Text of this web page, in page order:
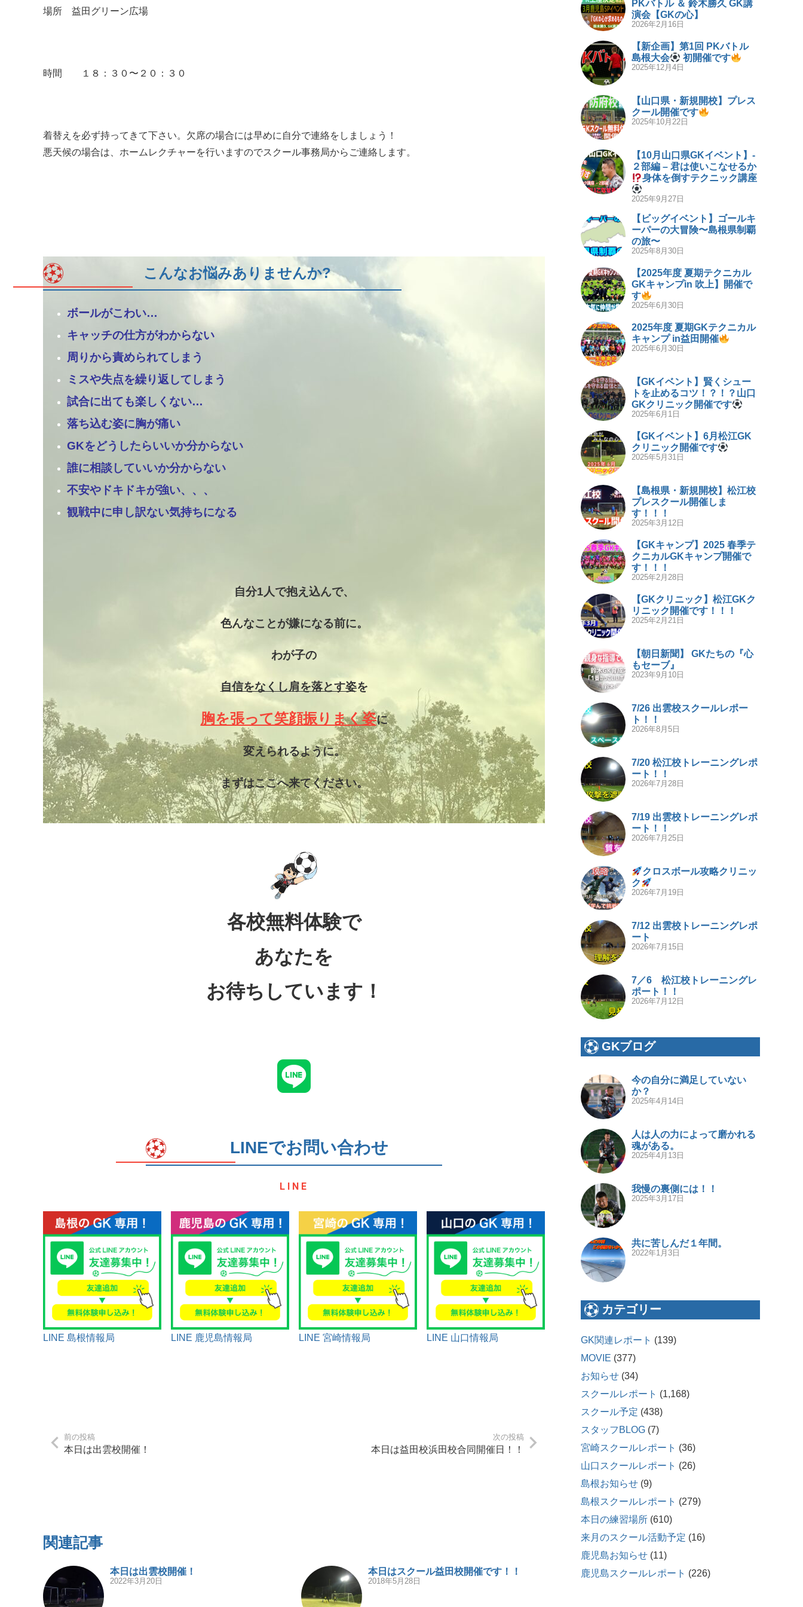
場所 益田グリーン広場
時間 １８：３０〜２０：３０
着替えを必ず持ってきて下さい。欠席の場合には早めに自分で連絡をしましょう！
悪天候の場合は、ホームレクチャーを行いますのでスクール事務局からご連絡します。
こんなお悩みありませんか?
ボールがこわい…
キャッチの仕方がわからない
周りから責められてしまう
ミスや失点を繰り返してしまう
試合に出ても楽しくない…
落ち込む姿に胸が痛い
GKをどうしたらいいか分からない
誰に相談していいか分からない
不安やドキドキが強い、、、
観戦中に申し訳ない気持ちになる
自分1人で抱え込んで、
色んなことが嫌になる前に。
わが子の
自信をなくし肩を落とす姿を
胸を張って笑顔振りまく姿に
変えられるように。
まずはここへ来てください。
各校無料体験で
あなたを
お待ちしています！
LINEでお問い合わせ
LINE
LINE 島根情報局 LINE 鹿児島情報局 LINE 宮崎情報局 LINE 山口情報局
前の投稿
本日は出雲校開催！
次の投稿
本日は益田校浜田校合同開催日！！
関連記事
本日は出雲校開催！
2022年3月20日
本日はスクール益田校開催です！！
2018年5月28日
PKバトル ＆ 鈴木勝久 GK講
演会【GKの心】
2026年2月16日
【新企画】第1回 PKバトル
島根大会
初開催です
2025年12月4日
【山口県・新規開校】プレス
クール開催です
2025年10月22日
【10月山口県GKイベント】-
２部編 – 君は使いこなせるか
身体を倒すテクニック講座
2025年9月27日
【ビッグイベント】ゴールキ
ーパーの大冒険〜島根県制覇
の旅〜
2025年8月30日
【2025年度 夏期テクニカル
GKキャンプin 吹上】開催で
す
2025年6月30日
2025年度 夏期GKテクニカル
キャンプ in益田開催
2025年6月30日
【GKイベント】賢くシュー
トを止めるコツ！？！？山口
GKクリニック開催です
2025年6月1日
【GKイベント】6月松江GK
クリニック開催です
2025年5月31日
【島根県・新規開校】松江校
プレスクール開催しま
す！！！
2025年3月12日
【GKキャンプ】2025 春季テ
クニカルGKキャンプ開催で
す！！！
2025年2月28日
【GKクリニック】松江GKク
リニック開催です！！！
2025年2月21日
【朝日新聞】 GKたちの『心
もセーブ』
2023年9月10日
7/26 出雲校スクールレポー
ト！！
2026年8月5日
7/20 松江校トレーニングレポ
ート！！
2026年7月28日
7/19 出雲校トレーニングレポ
ート！！
2026年7月25日
クロスボール攻略クリニッ
ク
2026年7月19日
7/12 出雲校トレーニングレポ
ート
2026年7月15日
7／6 松江校トレーニングレ
ポート！！
2026年7月12日
GKブログ
今の自分に満足していない
か？
2025年4月14日
人は人の力によって磨かれる
魂がある。
2025年4月13日
我慢の裏側には！！
2025年3月17日
共に苦しんだ１年間。
2022年1月3日
カテゴリー
GK関連レポート (139)
MOVIE (377)
お知らせ (34)
スクールレポート (1,168)
スクール予定 (438)
スタッフBLOG (7)
宮崎スクールレポート (36)
山口スクールレポート (26)
島根お知らせ (9)
島根スクールレポート (279)
本日の練習場所 (610)
来月のスクール活動予定 (16)
鹿児島お知らせ (11)
鹿児島スクールレポート (226)